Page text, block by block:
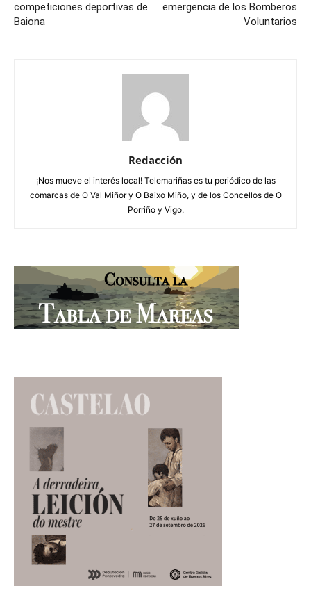
competiciones deportivas de
Baiona
emergencia de los Bomberos
Voluntarios
Redacción
¡Nos mueve el interés local! Telemariñas es tu periódico de las
comarcas de O Val Miñor y O Baixo Miño, y de los Concellos de O
Porriño y Vigo.